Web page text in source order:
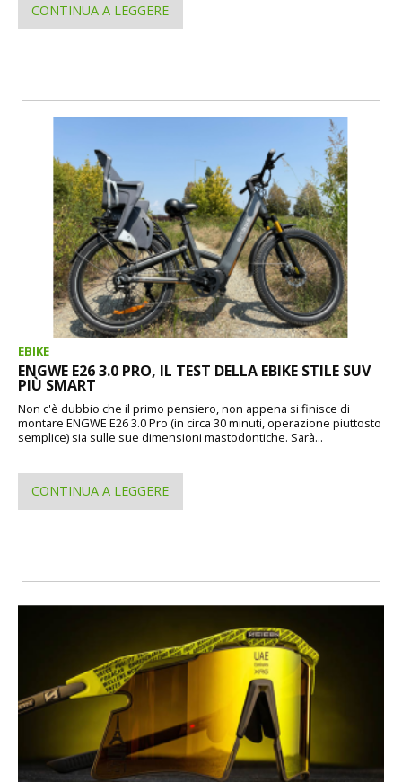
CONTINUA A LEGGERE
EBIKE
ENGWE E26 3.0 PRO, IL TEST DELLA EBIKE STILE SUV
PIÙ SMART
Non c'è dubbio che il primo pensiero, non appena si finisce di
montare ENGWE E26 3.0 Pro (in circa 30 minuti, operazione piuttosto
semplice) sia sulle sue dimensioni mastodontiche. Sarà...
CONTINUA A LEGGERE